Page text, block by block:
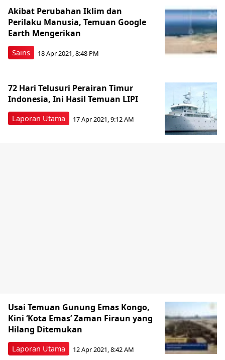
Sains
Akibat Perubahan Iklim dan
Perilaku Manusia, Temuan Google
Earth Mengerikan
18 Apr 2021, 8:48 PM
Laporan Utama
72 Hari Telusuri Perairan Timur
Indonesia, Ini Hasil Temuan LIPI
17 Apr 2021, 9:12 AM
Laporan Utama
Usai Temuan Gunung Emas Kongo,
Kini ‘Kota Emas’ Zaman Firaun yang
Hilang Ditemukan
12 Apr 2021, 8:42 AM